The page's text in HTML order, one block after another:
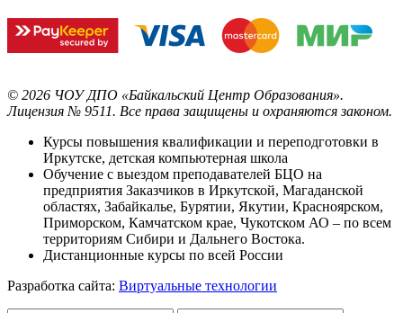
© 2026 ЧОУ ДПО «Байкальский Центр Образования».
Лицензия № 9511. Все права защищены и охраняются законом.
Курсы повышения квалификации и переподготовки в
Иркутске, детская компьютерная школа
Обучение с выездом преподавателей БЦО на
предприятия Заказчиков в Иркутской, Магаданской
областях, Забайкалье, Бурятии, Якутии, Красноярском,
Приморском, Камчатском крае, Чукотском АО – по всем
территориям Сибири и Дальнего Востока.
Дистанционные курсы по всей России
Разработка сайта: Виртуальные технологии